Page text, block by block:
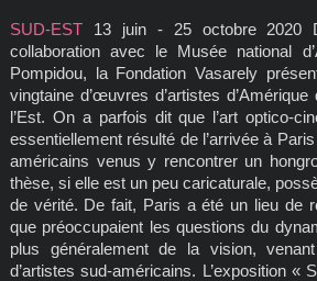
SUD-EST13 juin - 25 octobre 2020
collaboration avec le Musée national
Pompidou, la Fondation Vasarely
vingtaine d’œuvres d’artistes
l’Est. On a parfois dit que l’art optico-
essentiellement résulté de l’arrivée à
américains venus y rencontrer un
thèse, si elle est un peu caricaturale,
de vérité. De fait, Paris a été un lieu de
que préoccupaient les questions du
plus généralement de la vision,
d’artistes sud-américains. L’exposition «